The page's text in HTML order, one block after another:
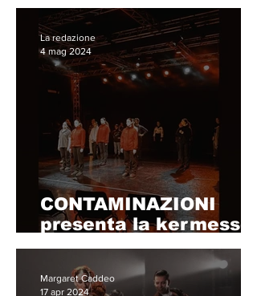
CONTAMINAZIONI
presenta la kermesse
coreografica THE
MOVEMENT
La redazione
4 mag 2024
Margaret Caddeo
17 apr 2024